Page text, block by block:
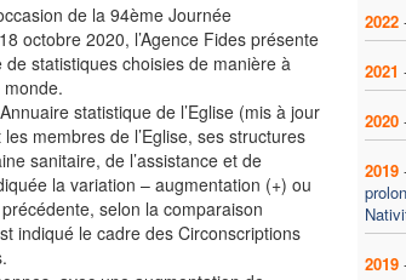
de la 94ème Journée
octobre 2020, l’Agence Fides présente
statistiques choisies de manière à
monde.
statistique de l’Eglise (mis à jour
membres de l’Eglise, ses structures
sanitaire, de l’assistance et de
la variation – augmentation (+) ou
selon la comparaison
indiqué le cadre des Circonscriptions
2022
2021
2020
2019
2019